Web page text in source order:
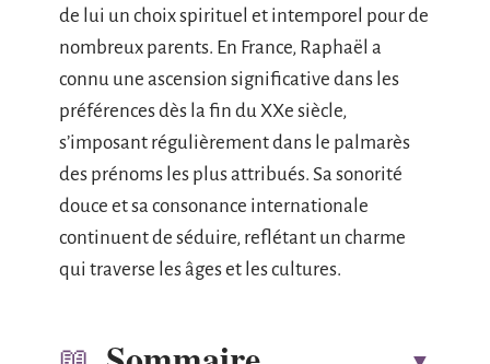
de lui un choix spirituel et intemporel pour de
nombreux parents. En France, Raphaël a
connu une ascension significative dans les
préférences dès la fin du XXe siècle,
s’imposant régulièrement dans le palmarès
des prénoms les plus attribués. Sa sonorité
douce et sa consonance internationale
continuent de séduire, reflétant un charme
qui traverse les âges et les cultures.